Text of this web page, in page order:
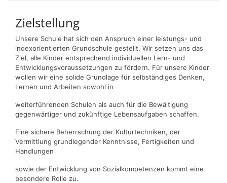
Zielstellung
Unsere Schule hat sich den Anspruch einer leistungs- und
indexorientierten Grundschule gestellt. Wir setzen uns das
Ziel, alle Kinder entsprechend individuellen Lern- und
Entwicklungsvoraussetzungen zu fördern. Für unsere Kinder
wollen wir eine solide Grundlage für selbständiges Denken,
Lernen und Arbeiten sowohl in
weiterführenden Schulen als auch für die Bewältigung
gegenwärtiger und zukünftige Lebensaufgaben schaffen.
Eine sichere Beherrschung der Kulturtechniken, der
Vermittlung grundlegender Kenntnisse, Fertigkeiten und
Handlungen
sowie der Entwicklung von Sozialkompetenzen kommt eine
besondere Rolle zu.